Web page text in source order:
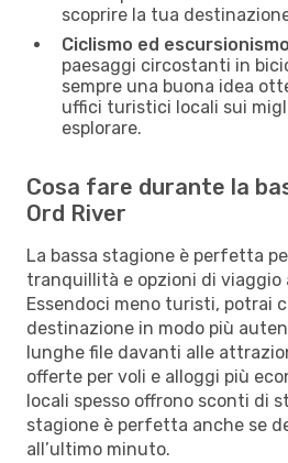
scoprire la tua
Ciclismo ed
paesaggi circostanti in
sempre una buona idea
uffici turistici locali sui
esplorare.
Cosa fare durante la
Ord River
La bassa stagione è perfetta
tranquillità e opzioni di viaggio
Essendoci meno turisti, potrai
destinazione in modo più
lunghe file davanti alle
offerte per voli e alloggi più
locali spesso offrono sconti di
stagione è perfetta anche se
all’ultimo minuto.